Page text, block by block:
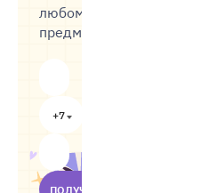
любому
предмету
+7
ПОЛУЧИТЬ